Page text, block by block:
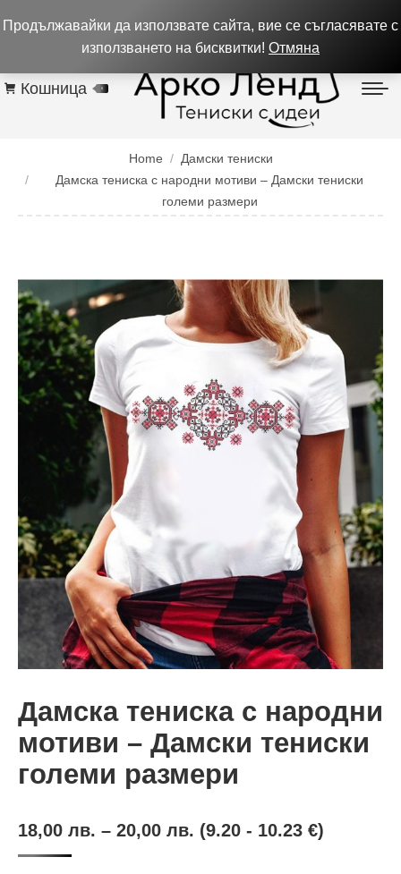
Контакти
Кошница
Home
Дамски тениски
Дамска тениска с народни мотиви – Дамски тениски
големи размери
Дамска тениска с народни
мотиви – Дамски тениски
големи размери
18,00 лв. – 20,00 лв. (9.20 - 10.23 €)
Продължавайки да използвате сайта, вие се съгласявате с
използването на бисквитки! Отмяна